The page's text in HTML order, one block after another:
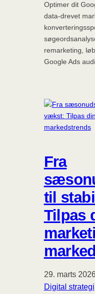
Optimer dit
data-drevet
remarketing,
Google Ads
Fra
til
Tilpas
29. marts
Digital strategi